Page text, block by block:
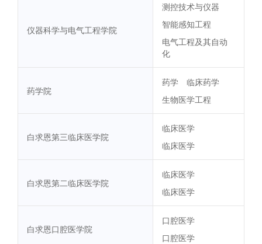
仪器科学与电气工程学院
测控技术与仪器
智能感知工程
电气工程及其自动
化
药学院
药学
临床药学
生物医学工程
白求恩第三临床医学院
临床医学
临床医学
白求恩第二临床医学院
临床医学
临床医学
白求恩口腔医学院
口腔医学
口腔医学